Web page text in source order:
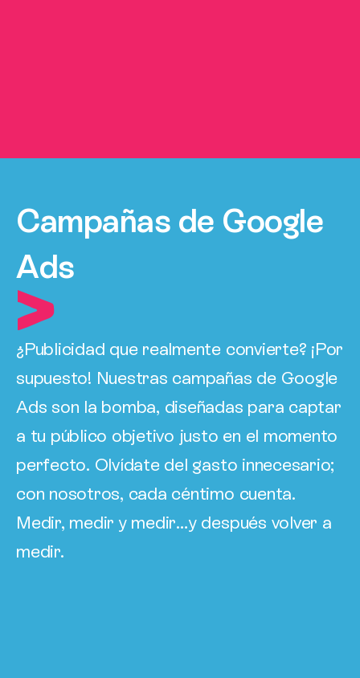
Campañas de Google
Ads
¿Publicidad que realmente convierte? ¡Por
supuesto! Nuestras campañas de Google
Ads son la bomba, diseñadas para captar
a tu público objetivo justo en el momento
perfecto. Olvídate del gasto innecesario;
con nosotros, cada céntimo cuenta.
Medir, medir y medir…y después volver a
medir.